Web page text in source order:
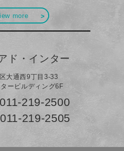
more
ド・インター
大通西9丁目3-33
ービルディング6F
011-219-2500
011-219-2505